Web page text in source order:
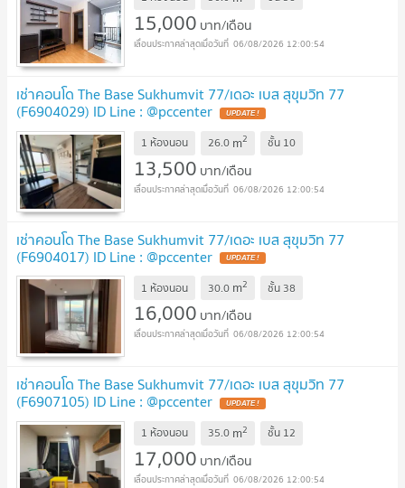
15,000 บาท/เดือน
06/08/2026 12:00:54
เช่าคอนโด The Base Sukhumvit 77/เดอะ เบส สุขุมวิท 77
(F6904029) ID Line : @pccenter
1 ห้องนอน 26.0 m2 ชั้น 10
13,500 บาท/เดือน
06/08/2026 12:00:54
เช่าคอนโด The Base Sukhumvit 77/เดอะ เบส สุขุมวิท 77
(F6904017) ID Line : @pccenter
1 ห้องนอน 30.0 m2 ชั้น 38
16,000 บาท/เดือน
06/08/2026 12:00:54
เช่าคอนโด The Base Sukhumvit 77/เดอะ เบส สุขุมวิท 77
(F6907105) ID Line : @pccenter
1 ห้องนอน 35.0 m2 ชั้น 12
17,000 บาท/เดือน
06/08/2026 12:00:54